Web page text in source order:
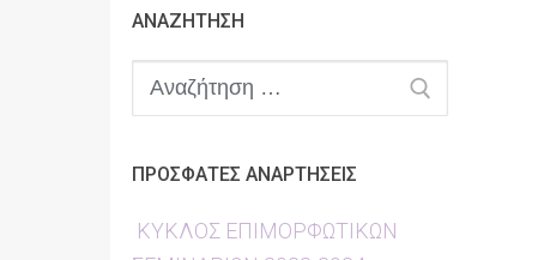
ΑΝΑΖΗΤΗΣΗ
Αναζήτηση
για:
ΠΡΟΣΦΑΤΕΣ ΑΝΑΡΤΗΣΕΙΣ
ΚΥΚΛΟΣ ΕΠΙΜΟΡΦΩΤΙΚΩΝ